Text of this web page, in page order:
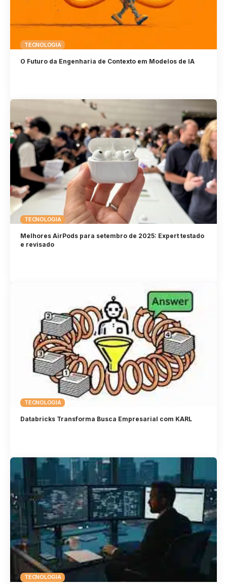
TECNOLOGIA
O Futuro da Engenharia de Contexto em Modelos de IA
TECNOLOGIA
Melhores AirPods para setembro de 2025: Expert testado
e revisado
TECNOLOGIA
Databricks Transforma Busca Empresarial com KARL
TECNOLOGIA